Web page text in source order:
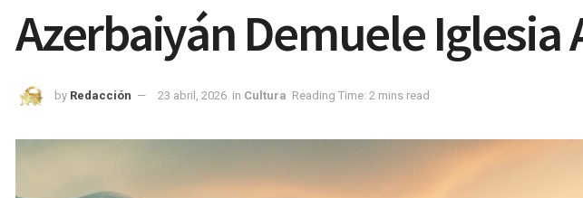
Azerbaiyán Demuele Iglesia
by Redacción 23 abril, 2026 in Cultura Reading Time: 2 mins read